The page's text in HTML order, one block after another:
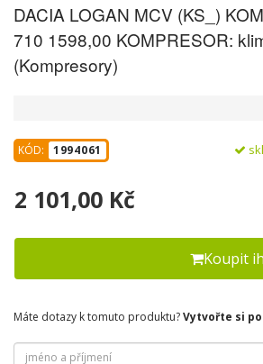
DACIA LOGAN MCV (KS_)
710 1598,00 KOMPRESOR:
(Kompresory)
KÓD: 1994061
2 101,00 Kč
Koupit
Máte dotazy k tomuto produktu?Vytvořte si